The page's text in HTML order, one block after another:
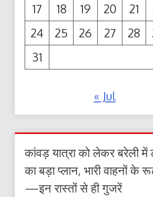
17
18 19 20 21
24
25 26 27 28
31
« Jul
कांवड़ यात्रा को लेकर बरेली
का बड़ा प्लान, भारी वाहनों के
—इन रास्तों से ही गुजरें